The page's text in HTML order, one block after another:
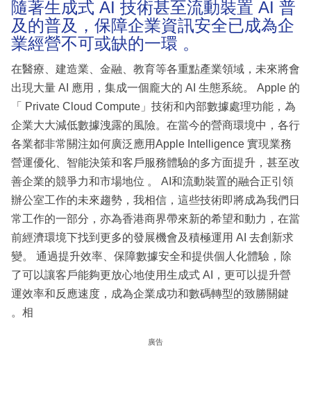
隨著生成式 AI 技術甚至流動裝置 AI 普
及的普及，保障企業資訊安全已成為企
業經營不可或缺的一環 。
在醫療、建造業、金融、教育等各重點產業領域，未來將會
出現大量 AI 應用，集成一個龐大的 AI 生態系統。 Apple 的
「 Private Cloud Compute」技術和內部數據處理功能，為
企業大大減低數據洩露的風險。在當今的營商環境中，各行
各業都非常關注如何廣泛應用Apple Intelligence 實現業務
營運優化、智能決策和客戶服務體驗的多方面提升，甚至改
善企業的競爭力和市場地位 。 AI和流動裝置的融合正引領
辦公室工作的未來趨勢，我相信，這些技術即將成為我們日
常工作的一部分，亦為香港商界帶來新的希望和動力，在當
前經濟環境下找到更多的發展機會及積極運用 AI 去創新求
變。 通過提升效率、保障數據安全和提供個人化體驗，除
了可以讓客戶能夠更放心地使用生成式 AI，更可以提升營
運效率和反應速度，成為企業成功和數碼轉型的致勝關鍵
。相
廣告